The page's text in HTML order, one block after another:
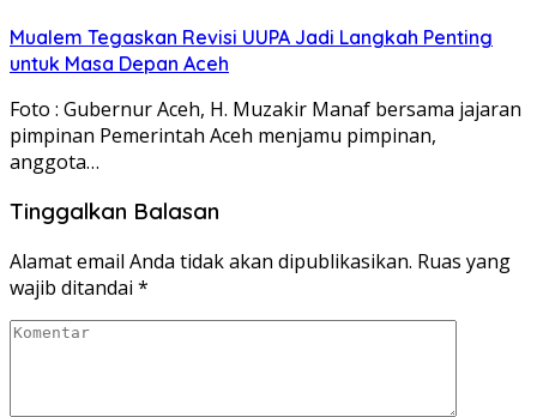
Mualem Tegaskan Revisi UUPA Jadi Langkah Penting
untuk Masa Depan Aceh
Foto : Gubernur Aceh, H. Muzakir Manaf bersama jajaran
pimpinan Pemerintah Aceh menjamu pimpinan,
anggota…
Tinggalkan Balasan
Alamat email Anda tidak akan dipublikasikan. Ruas yang
wajib ditandai *